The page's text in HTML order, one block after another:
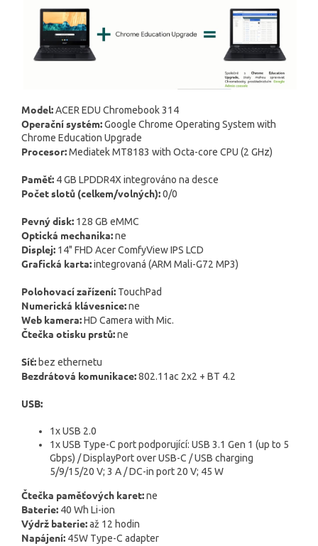
Model:ACER EDU Chromebook 314
Operační systém:Google Chrome Operating System with
Chrome Education Upgrade
Procesor:Mediatek MT8183 with Octa-core CPU (2 GHz)
Paměť: 4 GB LPDDR4X integrováno na desce
Počet slotů (celkem/volných):0/0
Pevný disk: 128 GB eMMC
Optická mechanika:ne
Displej: 14" FHD Acer ComfyView IPS LCD
Grafická karta:integrovaná (ARM Mali-G72 MP3)
Polohovací zařízení: TouchPad
Numerická klávesnice:ne
Web kamera:HD Camera with Mic.
Čtečka otisku prstů:ne
Síť: bez ethernetu
Bezdrátová komunikace:802.11ac 2x2 + BT 4.2
USB:
1x USB 2.0
1x USB Type-C port podporující: USB 3.1 Gen 1 (up to 5
Gbps) / DisplayPort over USB-C / USB charging
5/9/15/20 V; 3 A / DC-in port 20 V; 45 W
Čtečka paměťových karet:ne
Baterie: 40 Wh Li-ion
Výdrž baterie:až 12 hodin
Napájení: 45W Type-C adapter